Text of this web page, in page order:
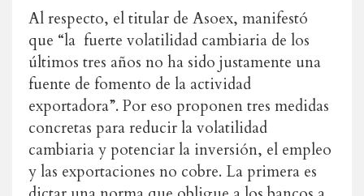
Al respecto, el titular de Asoex, manifestó
que “la fuerte volatilidad cambiaria de los
últimos tres años no ha sido justamente una
fuente de fomento de la actividad
exportadora”. Por eso proponen tres medidas
concretas para reducir la volatilidad
cambiaria y potenciar la inversión, el empleo
y las exportaciones no cobre. La primera es